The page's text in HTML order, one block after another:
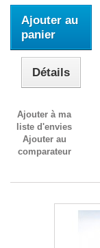
Ajouter au
panier
Détails
Ajouter à ma
liste d'envies
Ajouter au
comparateur